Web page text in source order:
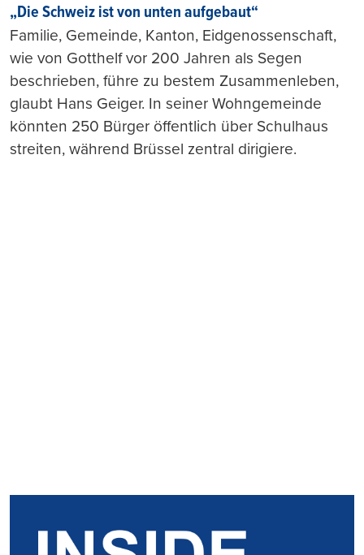
„Die Schweiz ist von unten aufgebaut“
Familie, Gemeinde, Kanton, Eidgenossenschaft,
wie von Gotthelf vor 200 Jahren als Segen
beschrieben, führe zu bestem Zusammenleben,
glaubt Hans Geiger. In seiner Wohngemeinde
könnten 250 Bürger öffentlich über Schulhaus
streiten, während Brüssel zentral dirigiere.